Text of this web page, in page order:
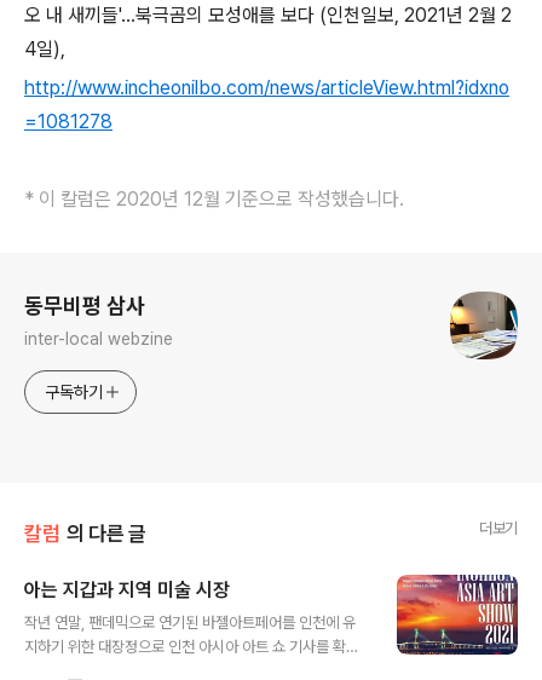
오 내 새끼들'…북극곰의 모성애를 보다 (인천일보, 2021년 2월 2
4일),
http://www.incheonilbo.com/news/articleView.html?idxno
=1081278
* 이 칼럼은 2020년 12월 기준으로 작성했습니다.
동무비평 삼사
inter-local webzine
구독하기
칼럼 의 다른 글 더보기
아는 지갑과 지역 미술 시장
작년 연말, 팬데믹으로 연기된 바젤아트페어를 인천에 유
지하기 위한 대장정으로 인천 아시아 아트 쇼 기사를 확인